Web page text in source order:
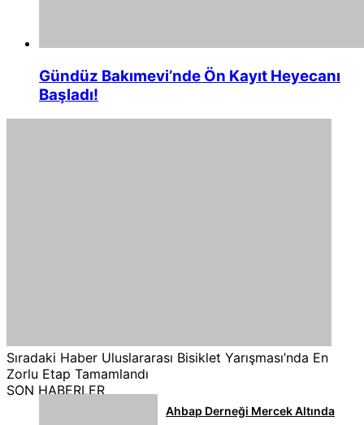
Gündüz Bakımevi’nde Ön Kayıt Heyecanı
Başladı!
Sıradaki Haber Uluslararası Bisiklet Yarışması’nda En
Zorlu Etap Tamamlandı
SON HABERLER
Ahbap Derneği Mercek Altında